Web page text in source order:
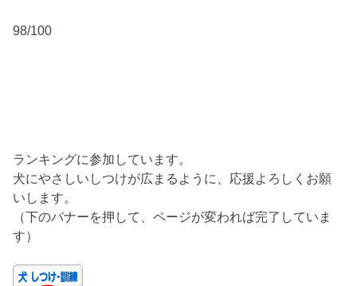
98/100
ランキングに参加しています。
犬にやさしいしつけが広まるように、応援よろしくお願
いします。
（下のバナーを押して、ページが変われば完了していま
す）